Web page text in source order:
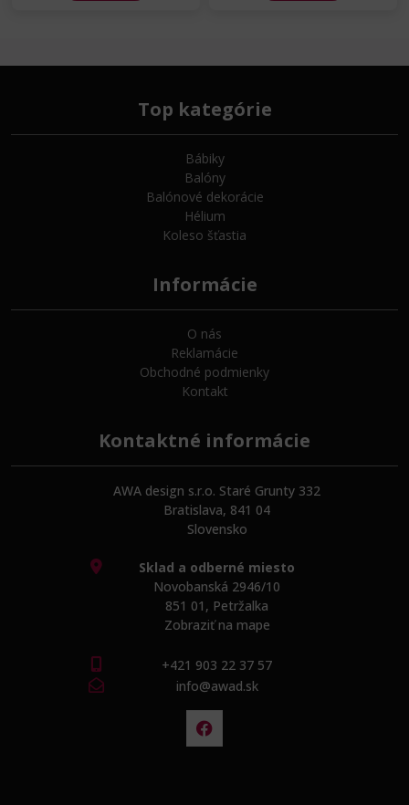
Top kategórie
Bábiky
Balóny
Balónové dekorácie
Hélium
Koleso šťastia
Informácie
O nás
Reklamácie
Obchodné podmienky
Kontakt
Kontaktné informácie
AWA design s.r.o. Staré Grunty 332
Bratislava, 841 04
Slovensko
Sklad a odberné miesto
Novobanská 2946/10
851 01, Petržalka
Zobraziť na mape
+421 903 22 37 57
info@awad.sk